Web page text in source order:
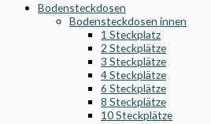
Bodensteckdosen
Bodensteckdosen innen
1 Steckplatz
2 Steckplätze
3 Steckplätze
4 Steckplätze
6 Steckplätze
8 Steckplätze
10 Steckplätze